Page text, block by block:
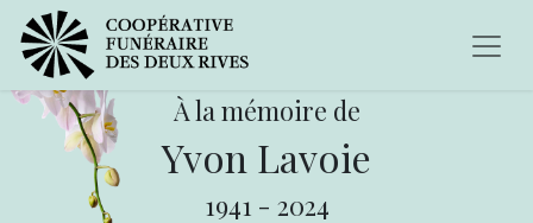
À la mémoire de
Yvon Lavoie
1941 - 2024